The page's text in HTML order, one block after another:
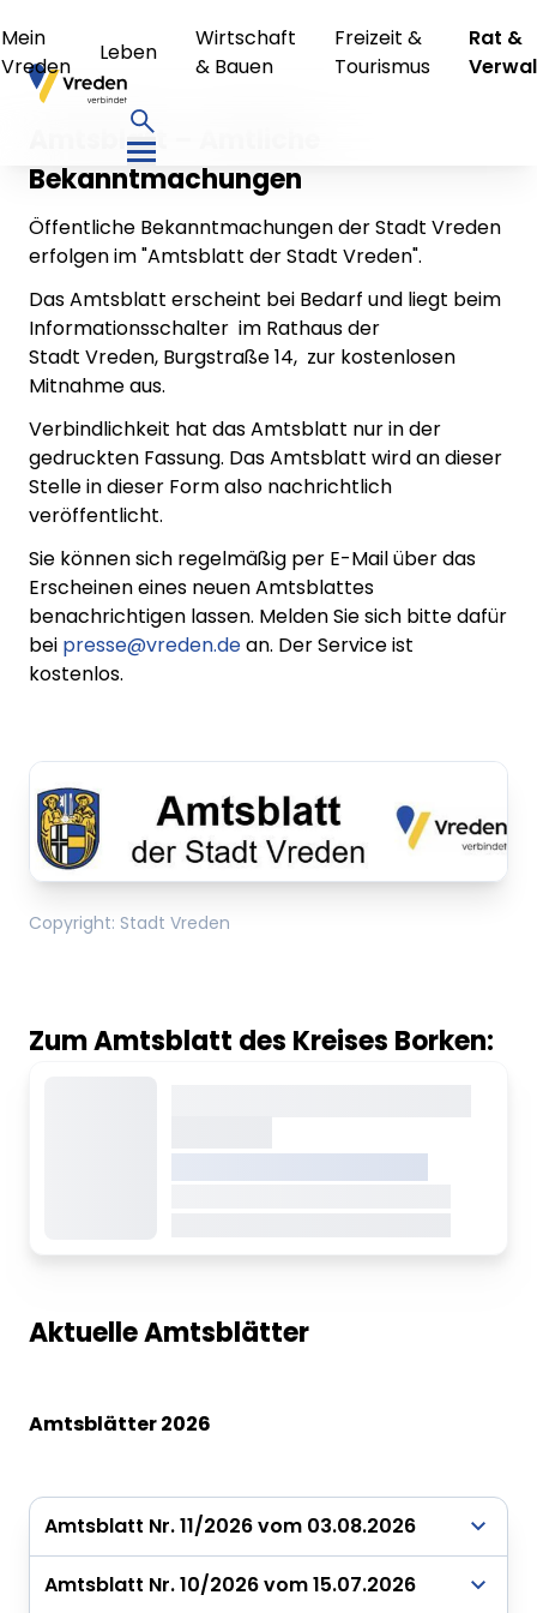
Mein
Vreden
Leben
Wirtschaft
& Bauen
Freizeit &
Tourismus
Rat &
Amtsblatt – Amtliche
Bekanntmachungen
Öffentliche Bekanntmachungen der Stadt Vreden
erfolgen im "Amtsblatt der Stadt Vreden".
Das Amtsblatt erscheint bei Bedarf und liegt beim
Informationsschalter im Rathaus der
Stadt Vreden, Burgstraße 14, zur kostenlosen
Mitnahme aus.
Verbindlichkeit hat das Amtsblatt nur in der
gedruckten Fassung. Das Amtsblatt wird an dieser
Stelle in dieser Form also nachrichtlich
veröffentlicht.
Sie können sich regelmäßig per E-Mail über das
Erscheinen eines neuen Amtsblattes
benachrichtigen lassen. Melden Sie sich bitte dafür
bei presse@vreden.dean. Der Service ist
kostenlos.
Copyright: Stadt Vreden
Zum Amtsblatt des Kreises Borken:
Aktuelle Amtsblätter
Amtsblätter 2026
Amtsblatt Nr. 11/2026 vom 03.08.2026
Amtsblatt Nr. 11/2026 vom 03.08.2026
Amtsblatt Nr. 10/2026 vom 15.07.2026